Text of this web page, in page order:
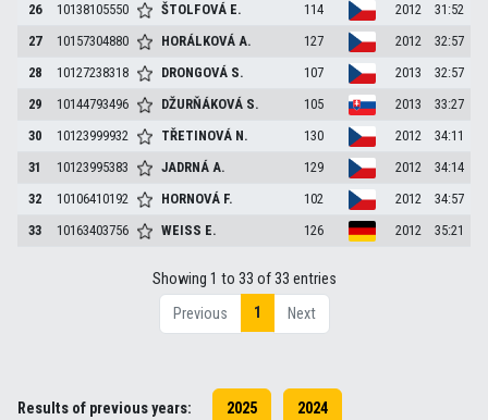
26
10138105550 ŠTOLFOVÁ E. 114 2012
31:52
27
10157304880 HORÁLKOVÁA. 127 2012
32:57
28
10127238318 DRONGOVÁ S. 107 2013
32:57
29
10144793496 DŽURŇÁKOVÁ S. 105 2013
33:27
30
10123999932 TŘETINOVÁ N. 130 2012
34:11
31
10123995383 JADRNÁA. 129 2012
34:14
32
10106410192 HORNOVÁ F. 102 2012
34:57
33
10163403756 WEISS E. 126 2012 35:21
Showing 1 to 33 of 33 entries
Previous
1 Next
Results of previous years: 2025 2024